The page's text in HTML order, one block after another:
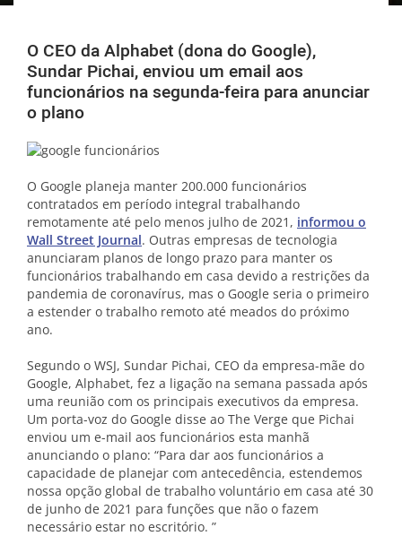
vietnamese
O CEO da Alphabet (dona do Google),
Sundar Pichai, enviou um email aos
funcionários na segunda-feira para anunciar
o plano
O Google planeja manter 200.000 funcionários
contratados em período integral trabalhando
remotamente até pelo menos julho de 2021, informou o
Wall Street Journal. Outras empresas de tecnologia
anunciaram planos de longo prazo para manter os
funcionários trabalhando em casa devido a restrições da
pandemia de coronavírus, mas o Google seria o primeiro
a estender o trabalho remoto até meados do próximo
ano.
Segundo o WSJ, Sundar Pichai, CEO da empresa-mãe do
Google, Alphabet, fez a ligação na semana passada após
uma reunião com os principais executivos da empresa.
Um porta-voz do Google disse ao The Verge que Pichai
enviou um e-mail aos funcionários esta manhã
anunciando o plano: “Para dar aos funcionários a
capacidade de planejar com antecedência, estendemos
nossa opção global de trabalho voluntário em casa até 30
de junho de 2021 para funções que não o fazem
necessário estar no escritório. ”